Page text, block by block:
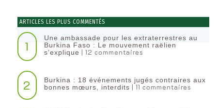
ARTICLES LES PLUS COMMENTÉS
1
Une ambassade pour les extraterrestres au
Burkina Faso : Le mouvement raëlien
s’explique | 12 commentaires
2
Burkina : 18 événements jugés contraires aux
bonnes mœurs, interdits | 11 commentaires